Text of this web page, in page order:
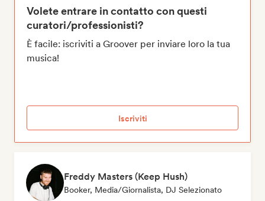
Volete entrare in contatto con questi
curatori/professionisti?
È facile: iscriviti a Groover per inviare loro la tua
musica!
Iscriviti
Freddy Masters (Keep Hush)
Booker, Media/Giornalista, DJ Selezionato